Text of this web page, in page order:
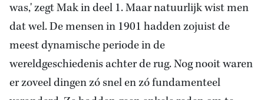
was,' zegt Mak in deel 1. Maar natuurlijk wist men
dat wel. De mensen in 1901 hadden zojuist de
meest dynamische periode in de
wereldgeschiedenis achter de rug. Nog nooit waren
er zoveel dingen zó snel en zó fundamenteel